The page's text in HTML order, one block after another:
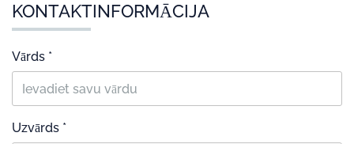
KONTAKTINFORMĀCIJA
Vārds *
Uzvārds *